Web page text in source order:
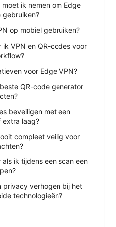
ik nemen om Edge
gebruiken?
op mobiel gebruiken?
ik VPN en QR-codes voor
voor Edge VPN?
QR-code generator
beveiligen met een
extra laag?
compleet veilig voor
als ik tijdens een scan een
privacy verhogen bij het
technologieën?